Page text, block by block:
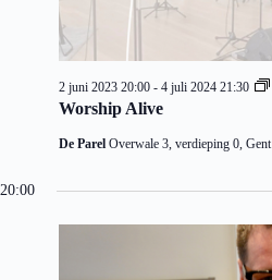
Worship Alive
2 juni 2023 20:00 - 4 juli 2024 21:30
De Parel Overwale 3, verdieping 0, Gent
20:00